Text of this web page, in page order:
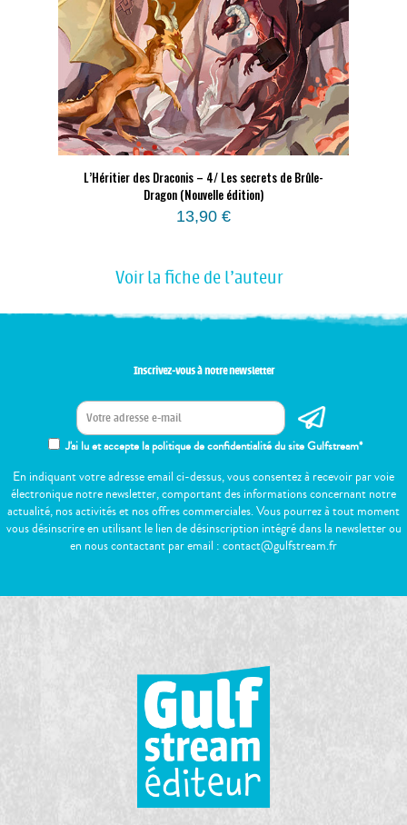
L’Héritier des Draconis – 4/ Les secrets de Brûle-
Dragon (Nouvelle édition)
13,90 €
Voir la fiche de l'auteur
Inscrivez-vous à notre newsletter
J'ai lu et accepte la politique de confidentialité du site Gulfstream*
En indiquant votre adresse email ci-dessus, vous consentez à recevoir par voie
électronique notre newsletter, comportant des informations concernant notre
actualité, nos activités et nos offres commerciales. Vous pourrez à tout moment
vous désinscrire en utilisant le lien de désinscription intégré dans la newsletter ou
en nous contactant par email : contact@gulfstream.fr